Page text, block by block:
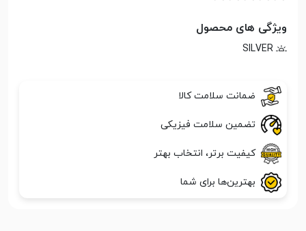
ویژگی های محصول
SILVER
ضمانت سلامت کالا
تضمین سلامت فیزیکی
کیفیت برتر، انتخاب بهتر
بهترین‌ها برای شما